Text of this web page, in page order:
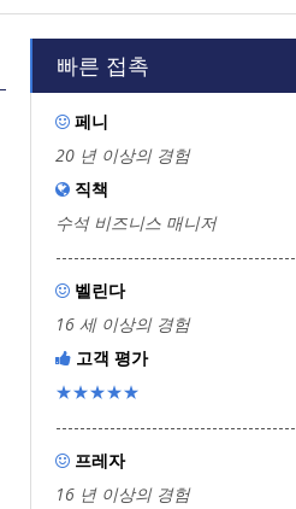
빠른 접촉
 페니
20 년 이상의 경험
 직책
수석 비즈니스 매니저
----------------------------------------
 벨린다
16 세 이상의 경험
 고객 평가
★★★★★
----------------------------------------
 프레자
16 년 이상의 경험